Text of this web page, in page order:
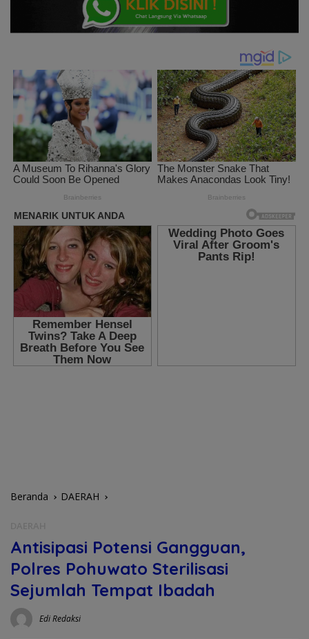
Beranda DAERAH
Antisipasi Potensi Gangguan,
Polres Pohuwato Sterilisasi
Sejumlah Tempat Ibadah
Edi Redaksi